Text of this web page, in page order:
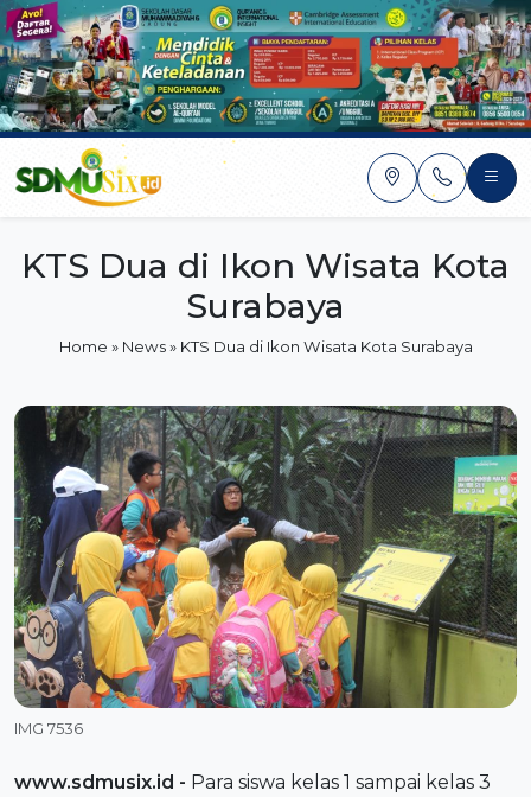
Skip
to
content
KTS Dua di Ikon Wisata Kota
Surabaya
Home » News» KTS Dua di Ikon Wisata Kota Surabaya
IMG 7536
www.sdmusix.id - Para siswa kelas 1 sampai kelas 3